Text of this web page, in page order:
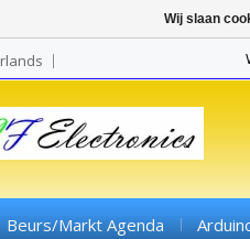
Beurs/markt Agenda
Wij slaan